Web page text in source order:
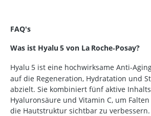
FAQ's
Was ist Hyalu5 von La Roche‑Posay?
Hyalu 5 ist eine hochwirksame Anti-
auf die Regeneration, Hydratation und
abzielt. Sie kombiniert fünf aktive
Hyaluronsäure und Vitamin C, um
die Hautstruktur sichtbar zu verbessern.